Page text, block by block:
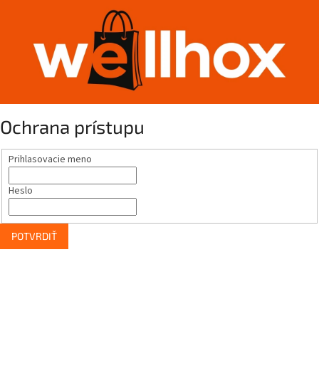
Ochrana prístupu
Prihlasovacie meno
Heslo
POTVRDIŤ